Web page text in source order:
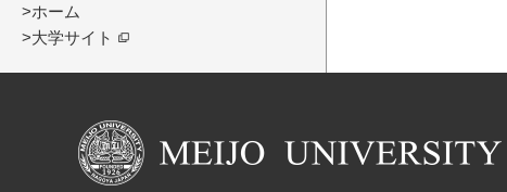
>ホーム
>大学サイト